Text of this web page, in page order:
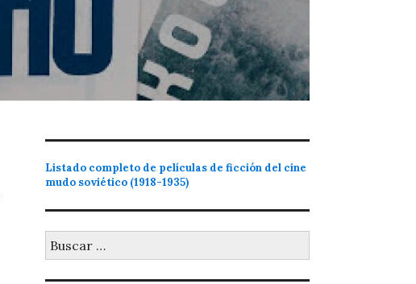
Listado completo de películas de ficción del cine
mudo soviético (1918-1935)